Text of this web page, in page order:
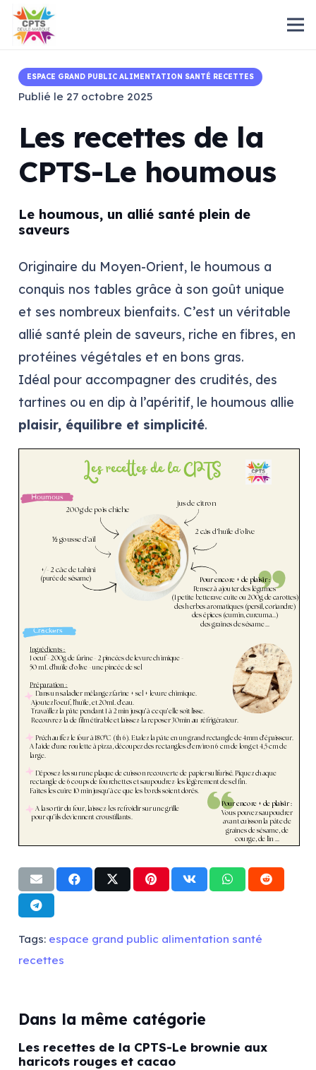
ESPACE GRAND PUBLIC ALIMENTATION SANTÉ RECETTES
Publié le 27 octobre 2025
Les recettes de la
CPTS-Le houmous
Le houmous, un allié santé plein de
saveurs
Originaire du Moyen-Orient, le houmous a
conquis nos tables grâce à son goût unique
et ses nombreux bienfaits. C’est un véritable
allié santé plein de saveurs, riche en fibres, en
protéines végétales et en bons gras.
Idéal pour accompagner des crudités, des
tartines ou en dip à l’apéritif, le houmous allie
plaisir, équilibre et simplicité.
Tags: espace grand public alimentation santé
recettes
Dans la même catégorie
Les recettes de la CPTS-Le brownie aux
haricots rouges et cacao